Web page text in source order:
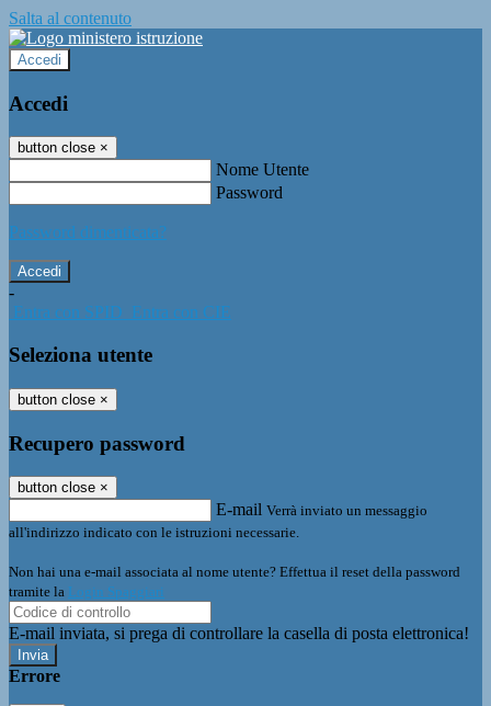
Salta al contenuto
Accedi
Accedi
button close ×
Nome Utente
Password
Password dimenticata?
-
Entra con SPID Entra con CIE
Seleziona utente
button close ×
Recupero password
button close ×
E-mail Verrà inviato un messaggio
all'indirizzo indicato con le istruzioni necessarie.
Non hai una e-mail associata al nome utente? Effettua il reset della password
tramite la Login Spaggiari
E-mail inviata, si prega di controllare la casella di posta elettronica!
Errore